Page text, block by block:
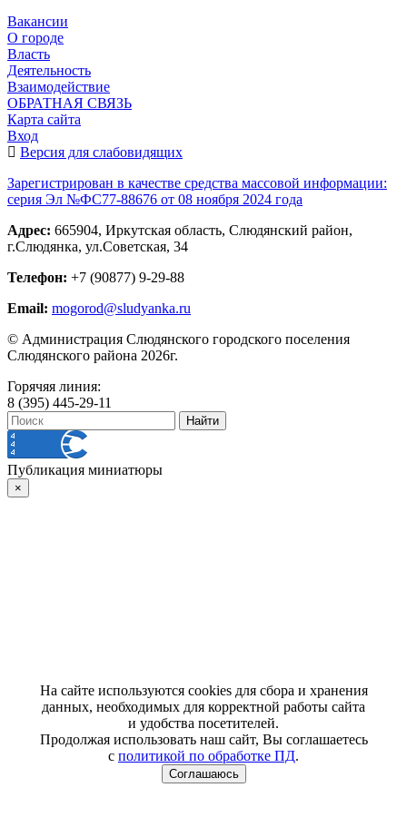
Вакансии
О городе
Власть
Деятельность
Взаимодействие
ОБРАТНАЯ СВЯЗЬ
Карта сайта
Вход
Версия для слабовидящих
Зарегистрирован в качестве средства массовой информации:
серия Эл №ФС77-88676 от 08 ноября 2024 года
Адрес: 665904, Иркутская область, Слюдянский район,
г.Слюдянка, ул.Советская, 34
Телефон: +7 (90877) 9-29-88
Email: mogorod@sludyanka.ru
© Администрация Слюдянского городского поселения
Слюдянского района 2026г.
Горячяя линия:
8 (395) 445-29-11
Публикация миниатюры
×
На сайте используются cookies для сбора и хранения
данных, необходимых для корректной работы сайта
и удобства посетителей.
Продолжая использовать наш сайт, Вы соглашаетесь
с политикой по обработке ПД.
Соглашаюсь